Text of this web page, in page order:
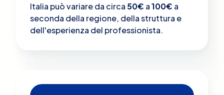
Italia può variare da circa 50€ a100€ a
seconda della regione, della struttura e
dell'esperienza del professionista.